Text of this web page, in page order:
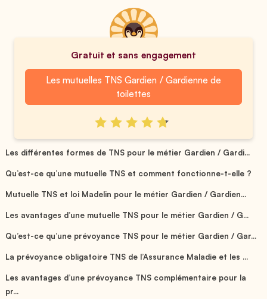
Gratuit et sans engagement
Les mutuelles TNS Gardien / Gardienne de
toilettes
Les différentes formes de TNS pour le métier Gardien / Gardi...
Qu’est-ce qu’une mutuelle TNS et comment fonctionne-t-elle ?
Mutuelle TNS et loi Madelin pour le métier Gardien / Gardien...
Les avantages d’une mutuelle TNS pour le métier Gardien / G...
Qu’est-ce qu’une prévoyance TNS pour le métier Gardien / Gar...
La prévoyance obligatoire TNS de l’Assurance Maladie et les ...
Les avantages d’une prévoyance TNS complémentaire pour la
pr...